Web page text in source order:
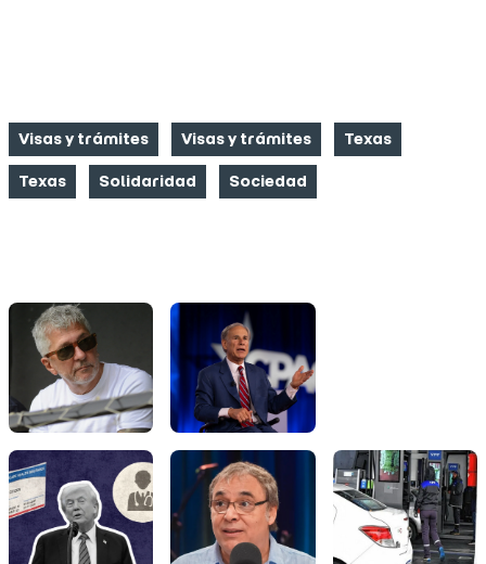
Visas y trámites Visas y trámites Texas
Texas Solidaridad Sociedad